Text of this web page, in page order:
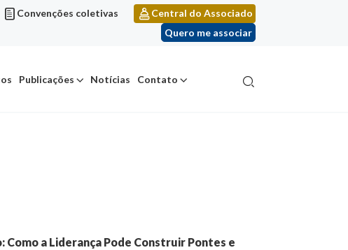
Convenções coletivas
Central do Associado
Quero me associar
Publicações Notícias Contato
Como a Liderança Pode Construir Pontes e